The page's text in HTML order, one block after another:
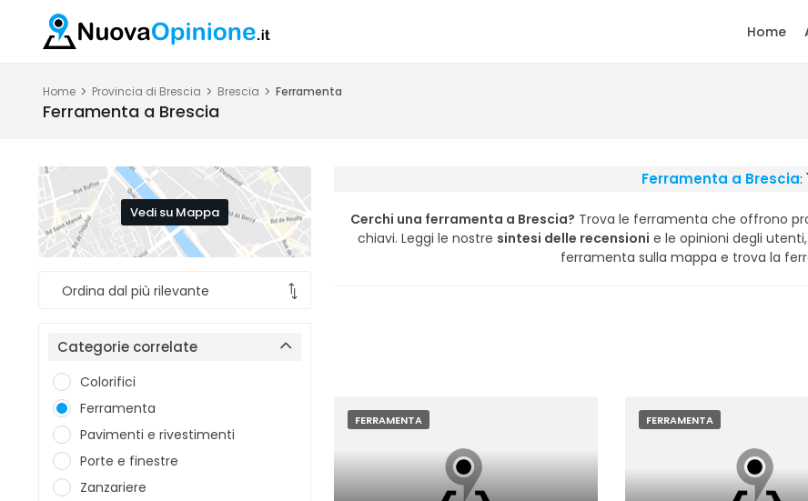
Home
Home Provincia di Brescia Brescia Ferramenta
Ferramenta a Brescia
Vedi su Mappa
Categorie correlate
Colorifici
Ferramenta
Pavimenti e rivestimenti
Porte e finestre
Zanzariere
Ferramenta a Brescia:
Cerchi una ferramenta a Brescia? Trova le ferramenta che offrono
chiavi. Leggi le nostre sintesi delle recensioni e le opinioni degli
ferramenta sulla mappa e trova la
FERRAMENTA FERRAMENTA